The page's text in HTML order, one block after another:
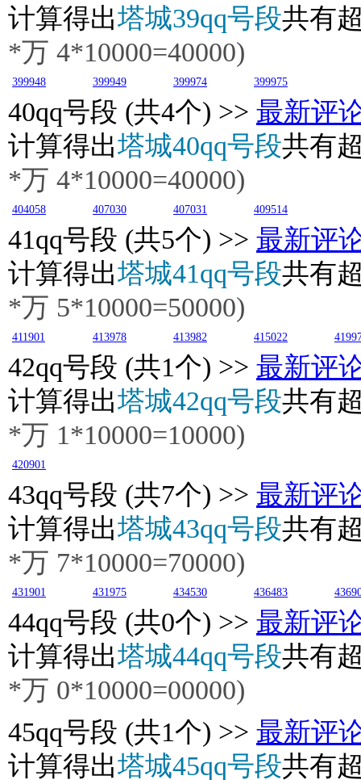
计算得出塔城39qq号段共有
*万 4*10000=40000)
399948 399949 399974 399975
40qq号段 (共4个) >> 最新评
计算得出塔城40qq号段共有
*万 4*10000=40000)
404058 407030 407031 409514
41qq号段 (共5个) >> 最新评
计算得出塔城41qq号段共有
*万 5*10000=50000)
411901 413978 413982 415022
42qq号段 (共1个) >> 最新评
计算得出塔城42qq号段共有
*万 1*10000=10000)
420901
43qq号段 (共7个) >> 最新评
计算得出塔城43qq号段共有
*万 7*10000=70000)
431901 431975 434530 436483
44qq号段 (共0个) >> 最新评
计算得出塔城44qq号段共有
*万 0*10000=00000)
45qq号段 (共1个) >> 最新评
计算得出塔城45qq号段共有